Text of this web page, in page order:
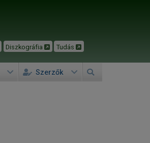
Diszkográfia Tudás
Szerzők